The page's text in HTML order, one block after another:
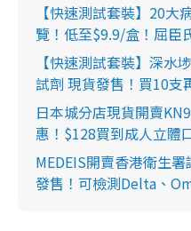
【快速測試套裝】20
覽！低至$9.9/盒！屈
【快速測試套裝】深水
試劑 現貨發售！買10支
日本城分店現貨開賣
惠！$128買到成人立體
MEDEIS開賣香港衛生
發售！可檢測Delta、